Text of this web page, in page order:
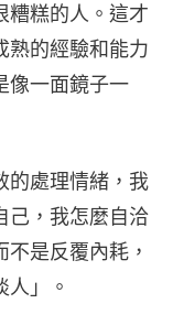
糟糕的人。這才
熟的經驗和能力
像一面鏡子一
的處理情緒，我
己，我怎麼自洽
不是反覆內耗，
」。